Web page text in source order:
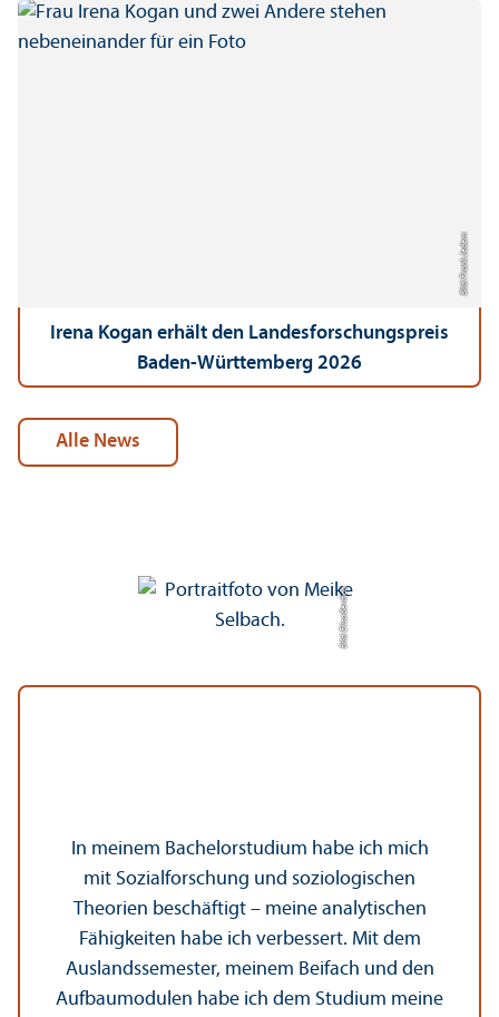
Bild: Frank Jedem
Irena Kogan erhält den Landes­forschungs­preis
Baden-Württemberg 2026
alle News
Bild: Elisa Berdica
In meinem Bachelor­studium habe ich mich
mit Sozialforschung und soziologischen
Theorien beschäftigt – meine analytischen
Fähigkeiten habe ich verbessert. Mit dem
Auslands­semester, meinem Beifach und den
Aufbaumodulen habe ich dem Studium meine